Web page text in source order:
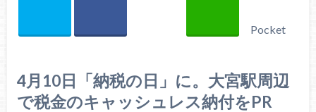
Pocket
4月10日「納税の日」に。大宮駅周辺
で税金のキャッシュレス納付をPR